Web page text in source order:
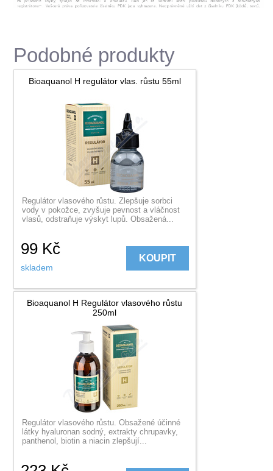
Podobné produkty
Bioaquanol H regulátor vlas. růstu 55ml
Regulátor vlasového růstu. Zlepšuje sorbci
vody v pokožce, zvyšuje pevnost a vláčnost
vlasů, odstraňuje výskyt lupů. Obsažená...
99 Kč
skladem
KOUPIT
Bioaquanol H Regulátor vlasového růstu
250ml
Regulátor vlasového růstu. Obsažené účinné
látky hyaluronan sodný, extrakty chrupavky,
panthenol, biotin a niacin zlepšují...